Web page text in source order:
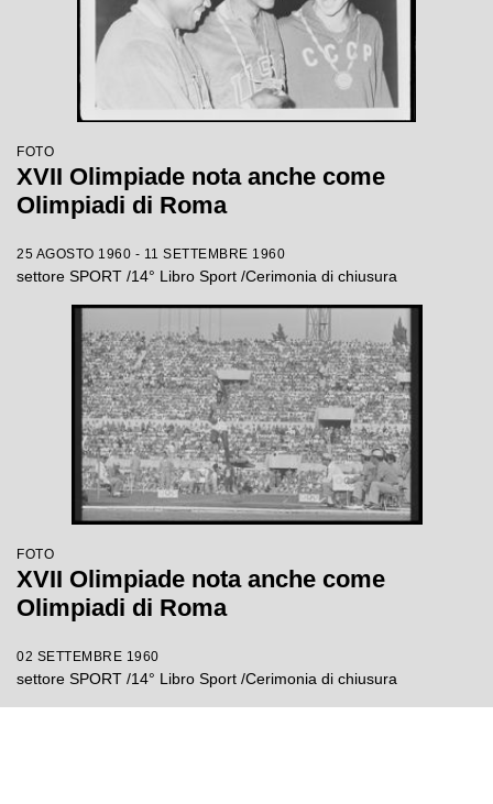
FOTO
XVII Olimpiade nota anche come
Olimpiadi di Roma
25 AGOSTO 1960 - 11 SETTEMBRE 1960
settore SPORT /14° Libro Sport /Cerimonia di chiusura
FOTO
XVII Olimpiade nota anche come
Olimpiadi di Roma
02 SETTEMBRE 1960
settore SPORT /14° Libro Sport /Cerimonia di chiusura